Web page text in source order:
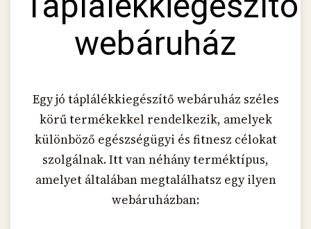
webáruház
Egy jó táplálékkiegészítő webáruház széles
körű termékekkel rendelkezik, amelyek
különböző egészségügyi és fitnesz célokat
szolgálnak. Itt van néhány terméktípus,
amelyet általában megtalálhatsz egy ilyen
webáruházban: